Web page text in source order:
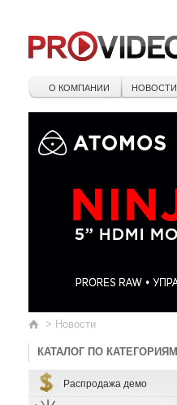
О КОМПАНИИ НОВОСТИ
> Новости
КАТАЛОГ ПО КАТЕГОРИЯМ
Распродажа демо